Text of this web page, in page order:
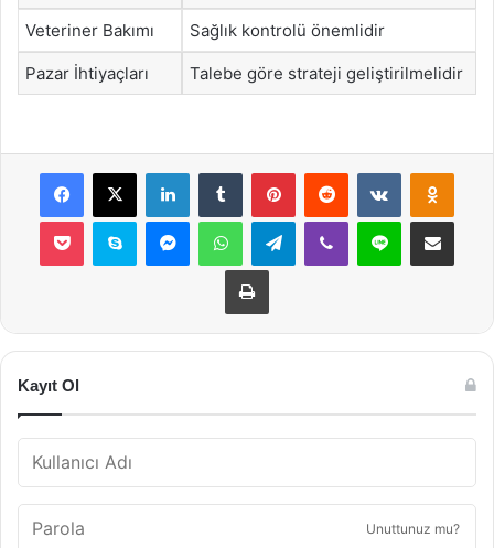
Veteriner Bakımı Sağlık kontrolü önemlidir
Pazar İhtiyaçları Talebe göre strateji geliştirilmelidir
Facebook
X LinkedInTumblr PinterestReddit VKontakte
Pocket Skype MessengerWhatsAppTelegramViber Line E-Posta ile
Yazdır
Kayıt Ol
Unuttunuz mu?